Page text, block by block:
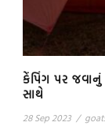
કેંપિંગ પર
સાથે
28 Sep 2023 /